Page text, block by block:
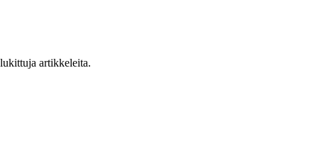
artikkeleita.